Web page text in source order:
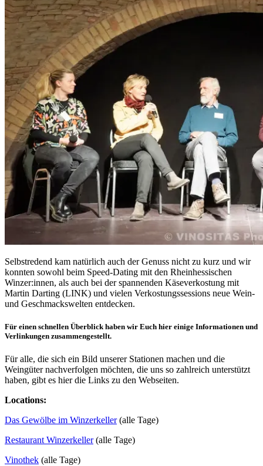
Selbstredend kam natürlich auch der Genuss nicht zu kurz und wir
konnten sowohl beim Speed-Dating mit den Rheinhessischen
Winzer:innen, als auch bei der spannenden Käseverkostung mit
Martin Darting (LINK) und vielen Verkostungssessions neue Wein-
und Geschmackswelten entdecken.
Für einen schnellen Überblick haben wir Euch hier einige Informationen und
Verlinkungen zusammengestellt.
Für alle, die sich ein Bild unserer Stationen machen und die
Weingüter nachverfolgen möchten, die uns so zahlreich unterstützt
haben, gibt es hier die Links zu den Webseiten.
Locations:​
Das Gewölbe im Winzerkeller(alle Tage)
Restaurant Winzerkeller(alle Tage)
Vinothek (alle Tage)